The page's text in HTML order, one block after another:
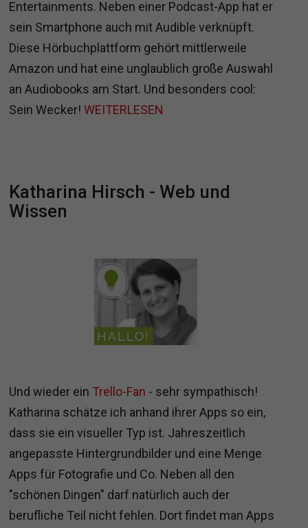
Entertainments. Neben einer Podcast-App hat er
sein Smartphone auch mit Audible verknüpft.
Diese Hörbuchplattform gehört mittlerweile
Amazon und hat eine unglaublich große Auswahl
an Audiobooks am Start. Und besonders cool:
Sein Wecker!WEITERLESEN
Katharina Hirsch - Web und
Wissen
Und wieder ein Trello-Fan - sehr sympathisch!
Katharina schätze ich anhand ihrer Apps so ein,
dass sie ein visueller Typ ist. Jahreszeitlich
angepasste Hintergrundbilder und eine Menge
Apps für Fotografie und Co. Neben all den
"schönen Dingen" darf natürlich auch der
berufliche Teil nicht fehlen. Dort findet man Apps